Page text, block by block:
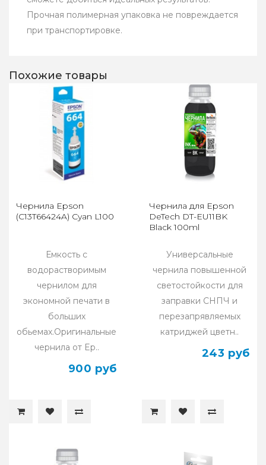
Прочная полимерная упаковка не повреждается
при транспортировке.
Похожие товары
Чернила Epson
(C13T66424A) Cyan L100
Емкость с
водорастворимым
чернилом для
экономной печати в
больших
обьемах.Оригинальные
чернила от Ep..
900 руб
Чернила для Epson
DeTech DT-EU11BK
Black 100ml
Универсальные
чернила повышенной
светостойкости для
заправки СНПЧ и
перезапрявляемых
катриджей цветн..
243 руб